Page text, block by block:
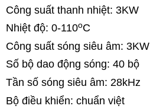
Công suất thanh nhiệt: 3KW
Nhiệt độ: 0-110oC
Công suất sóng siêu âm: 3KW
Số bộ dao động sóng: 40 bộ
Tần số sóng siêu âm: 28kHz
Bộ điều khiển: chuẩn việt